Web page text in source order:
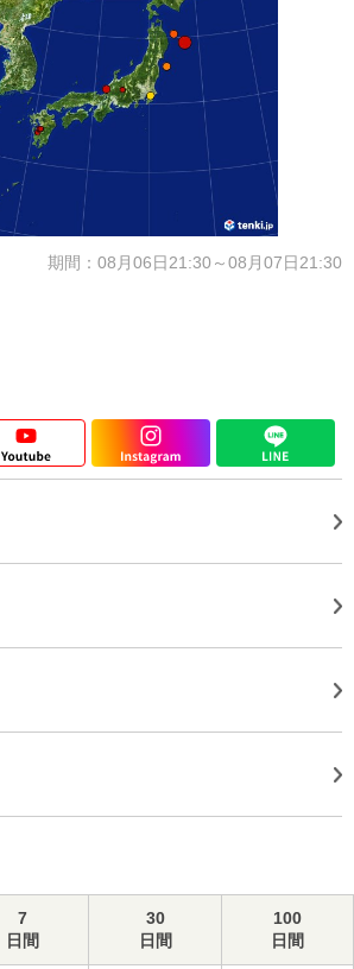
期間：08月06日21:30～08月07日21:30
7
日間
30
日間
100
日間